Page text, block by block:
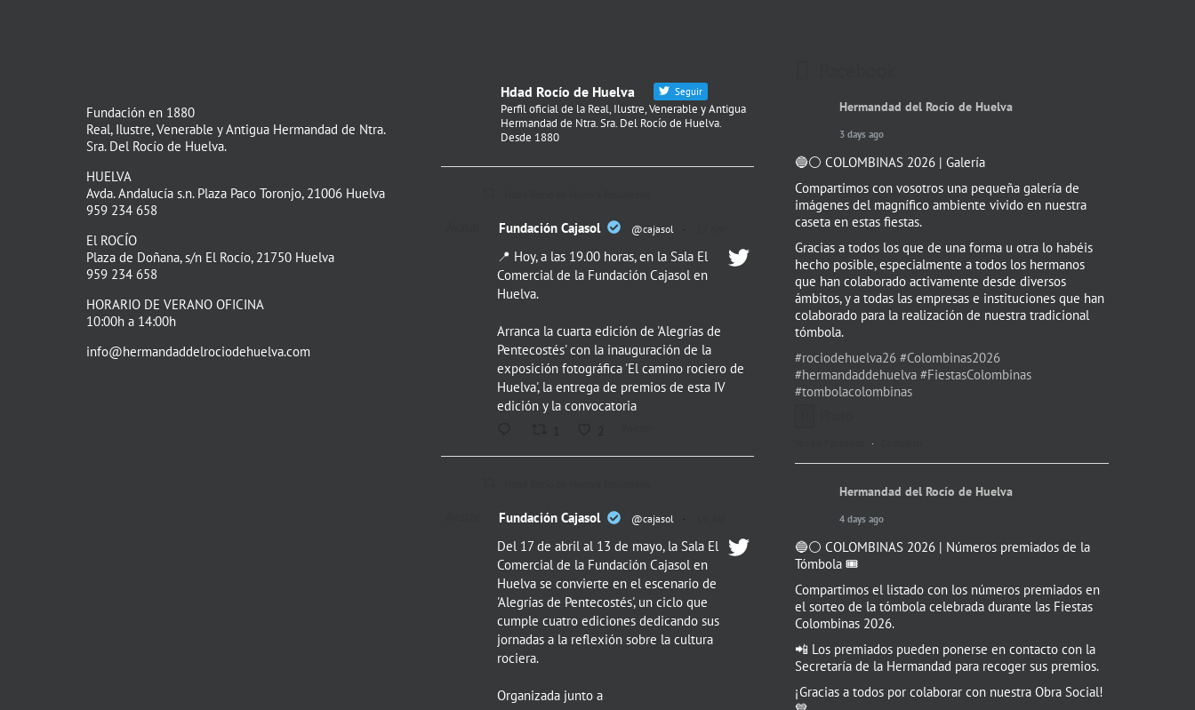
Fundación en 1880
Real, Ilustre, Venerable y Antigua Hermandad de Ntra.
Sra. Del Rocío de Huelva.
HUELVA
Avda. Andalucía s.n. Plaza Paco Toronjo, 21006 Huelva
959 234 658
El ROCÍO
Plaza de Doñana, s/n El Rocío, 21750 Huelva
959 234 658
HORARIO DE VERANO OFICINA
10:00h a 14:00h
info@hermandaddelrociodehuelva.com
Hdad Rocío de Huelva Seguir
Perfil oficial de la Real, Ilustre, Venerable y Antigua
Hermandad de Ntra. Sra. Del Rocío de Huelva.
Desde 1880
Fundación Cajasol @cajasol ·
📍 Hoy, a las 19.00 horas, en la Sala El
Comercial de la Fundación Cajasol en
Huelva.
Arranca la cuarta edición de 'Alegrías de
Pentecostés' con la inauguración de la
exposición fotográfica 'El camino rociero de
Huelva', la entrega de premios de esta IV
edición y la convocatoria
Fundación Cajasol @cajasol ·
Del 17 de abril al 13 de mayo, la Sala El
Comercial de la Fundación Cajasol en
Huelva se convierte en el escenario de
'Alegrías de Pentecostés', un ciclo que
cumple cuatro ediciones dedicando sus
jornadas a la reflexión sobre la cultura
rociera.
Organizada junto a
Hermandad del Rocío de Huelva
3 days ago
🔵⚪️ COLOMBINAS 2026 | Galería
Compartimos con vosotros una pequeña galería de
imágenes del magnífico ambiente vivido en nuestra
caseta en estas fiestas.
Gracias a todos los que de una forma u otra lo habéis
hecho posible, especialmente a todos los hermanos
que han colaborado activamente desde diversos
ámbitos, y a todas las empresas e instituciones que han
colaborado para la realización de nuestra tradicional
tómbola.
#rociodehuelva26 #Colombinas2026
#hermandaddehuelva #FiestasColombinas
#tombolacolombinas
·
Hermandad del Rocío de Huelva
4 days ago
🔵⚪️ COLOMBINAS 2026 | Números premiados de la
Tómbola 🎟️
Compartimos el listado con los números premiados en
el sorteo de la tómbola celebrada durante las Fiestas
Colombinas 2026.
📲 Los premiados pueden ponerse en contacto con la
Secretaría de la Hermandad para recoger sus premios.
¡Gracias a todos por colaborar con nuestra Obra Social!